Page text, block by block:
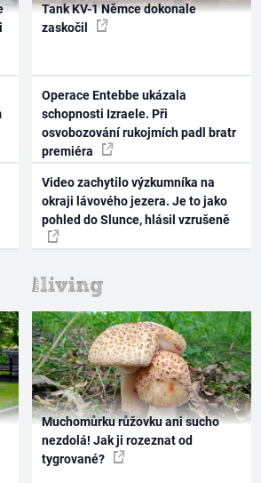
Tank KV-1 Němce dokonale
zaskočil
Operace Entebbe ukázala
schopnosti Izraele. Při
osvobozování rukojmích padl bratr
premiéra
Video zachytilo výzkumníka na
okraji lávového jezera. Je to jako
pohled do Slunce, hlásil vzrušeně
Muchomůrku růžovku ani sucho
nezdolá! Jak ji rozeznat od
tygrované?